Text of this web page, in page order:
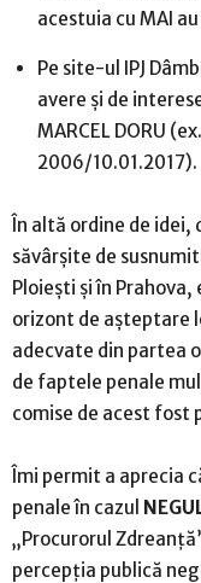
acestuia cu MAI
Pe site-ul IPJ
avere şi de
MARCEL DORU
2006/10.01.2017).
În altă ordine de idei,
săvârşite de
Ploieşti şi în
orizont de aşteptare
adecvate din partea
de faptele penale
comise de acest fost
Îmi permit a aprecia
penale în cazul
„Procurorul
percepţia publică